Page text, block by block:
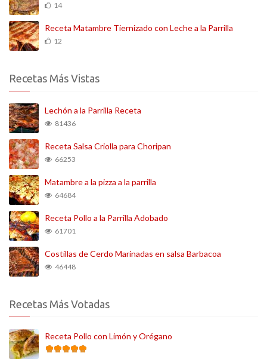
14
Receta Matambre Tiernizado con Leche a la Parrilla
12
Recetas Más Vistas
Lechón a la Parrilla Receta
81436
Receta Salsa Criolla para Choripan
66253
Matambre a la pizza a la parrilla
64684
Receta Pollo a la Parrilla Adobado
61701
Costillas de Cerdo Marinadas en salsa Barbacoa
46448
Recetas Más Votadas
Receta Pollo con Limón y Orégano